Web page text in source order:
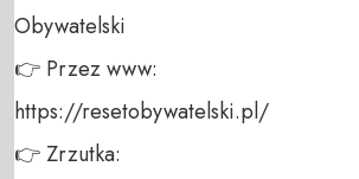
Obywatelski
👉 Przez www:
https://resetobywatelski.pl/
👉 Zrzutka: